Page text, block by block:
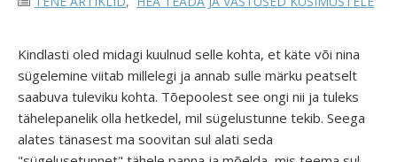
Kindlasti oled midagi kuulnud selle kohta, et käte või nina
sügelemine viitab millelegi ja annab sulle märku peatselt
saabuva tuleviku kohta. Tõepoolest see ongi nii ja tuleks
tähelepanelik olla hetkedel, mil sügelustunne tekib. Seega
alates tänasest ma soovitan sul alati seda